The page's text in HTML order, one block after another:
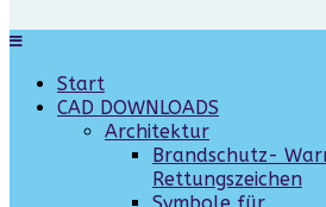
Start
CAD DOWNLOADS
Architektur
Brandschutz-
Rettungszeichen